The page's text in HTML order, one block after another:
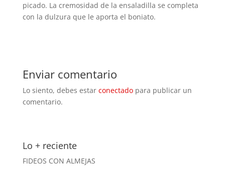
picado. La cremosidad de la ensaladilla se completa
con la dulzura que le aporta el boniato.
Enviar comentario
Lo siento, debes estar conectadopara publicar un
comentario.
Lo + reciente
FIDEOS CON ALMEJAS